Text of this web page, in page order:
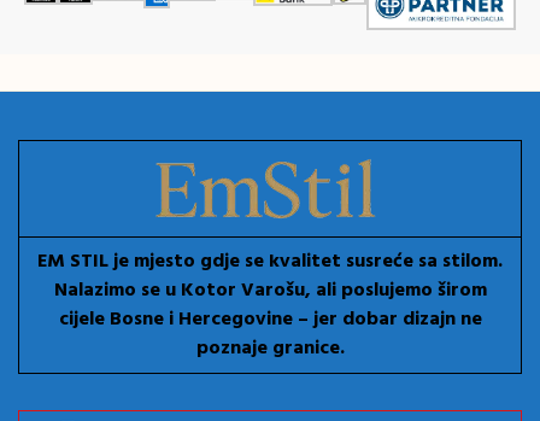
EM STIL je mjesto gdje se kvalitet susreće sa stilom.
Nalazimo se u Kotor Varošu, ali poslujemo širom
cijele Bosne i Hercegovine – jer dobar dizajn ne
poznaje granice.